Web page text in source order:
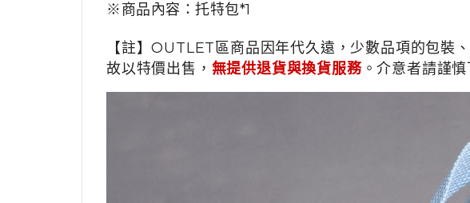
※商品內容： 托特包*1
【註】OUTLET區商品因年代久遠，少數品項的包裝
故以特價出售， 無提供退貨與換貨服務。介意者請謹